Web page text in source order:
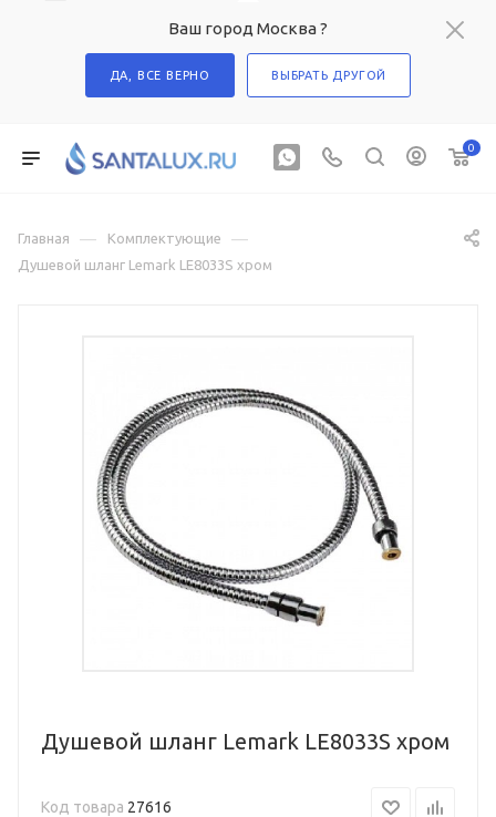
Ваш город Москва ?
ДА, ВСЕ ВЕРНО ВЫБРАТЬ ДРУГОЙ
0
Главная — Комплектующие —
Душевой шланг Lemark LE8033S хром
Душевой шланг Lemark LE8033S хром
Код товара 27616